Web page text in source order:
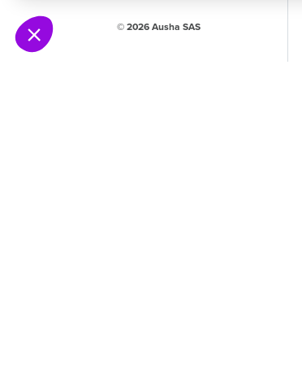
© 2026 Ausha SAS
Notre plateforme vous permet